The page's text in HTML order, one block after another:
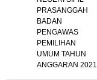
PRASANGGAH
BADAN
PENGAWAS
PEMILIHAN
UMUM TAHUN
ANGGARAN 2021